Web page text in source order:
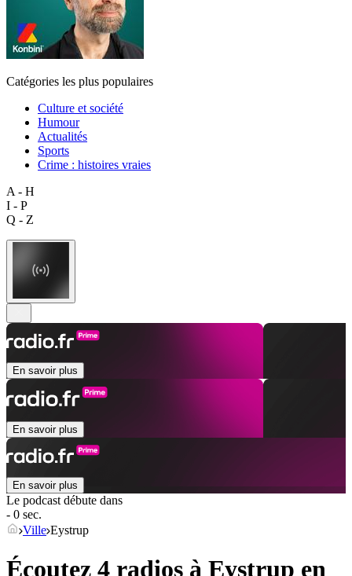
Catégories les plus populaires
Culture et société
Humour
Actualités
Sports
Crime : histoires vraies
A - H
I - P
Q - Z
En savoir plus
En savoir plus
En savoir plus
Le podcast débute dans
- 0 sec.
Ville Eystrup
Écoutez 4 radios à Eystrup en